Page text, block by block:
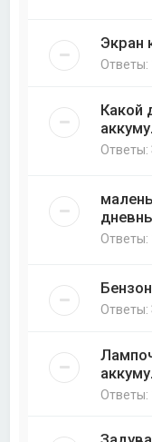
Экран
Ответы:
Какой
Ответы:
Ответы:
Ответы:
Ответы: